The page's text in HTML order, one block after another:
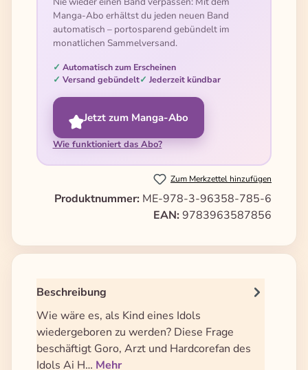
Manga-Abo erhältst du jeden neuen Band
automatisch – portosparend gebündelt im
monatlichen Sammelversand.
Automatisch zum Erscheinen
Versand gebündelt
Jederzeit kündbar
Jetzt zum Manga-Abo
Wie funktioniert das Abo?
Zum Merkzettel hinzufügen
Produktnummer: ME-978-3-96358-785-6
EAN: 9783963587856
Beschreibung
Wie wäre es, als Kind eines Idols
wiedergeboren zu werden? Diese Frage
beschäftigt Goro, Arzt und Hardcorefan des
Idols Ai H… Mehr